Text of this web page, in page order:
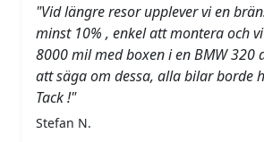
"Vid längre resor upplever vi en
minst 10% , enkel att montera och
8000 mil med boxen i en BMW 320
att säga om dessa, alla bilar borde
Tack !"
Stefan N.